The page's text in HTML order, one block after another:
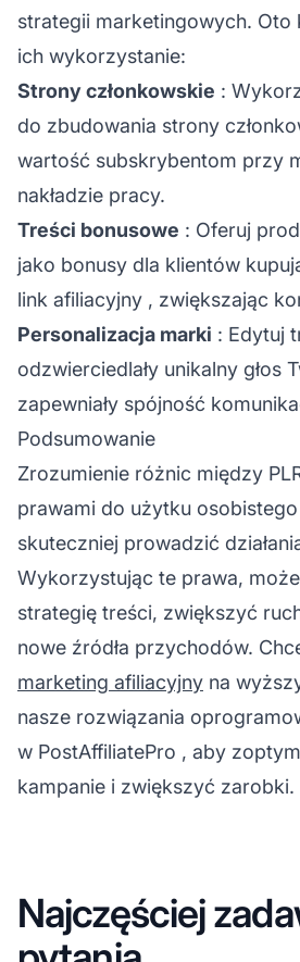
strategii marketingowych. Oto
ich wykorzystanie:
Strony członkowskie :
do zbudowania strony
wartość subskrybentom przy
nakładzie pracy.
Treści bonusowe : Oferuj
jako bonusy dla klientów
link afiliacyjny , zwiększając
Personalizacja marki : Edytuj
odzwierciedlały unikalny głos
zapewniały spójność
Podsumowanie
Zrozumienie różnic między
prawami do użytku
skuteczniej prowadzić
Wykorzystując te prawa,
strategię treści, zwiększyć
nowe źródła przychodów.
marketing afiliacyjny na
nasze rozwiązania
w PostAffiliatePro , aby
kampanie i zwiększyć zarobki.
Najczęściej